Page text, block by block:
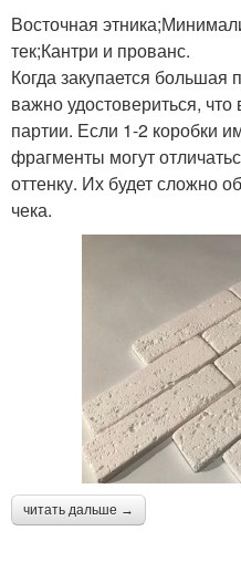
Акцентные стены
Неровные стены
Восточная
тек;Кантри и прованс.
Когда закупается большая
важно удостовериться,
партии. Если 1-2 коробки
фрагменты могут
оттенку. Их будет сложно
чека.
читать дальше →